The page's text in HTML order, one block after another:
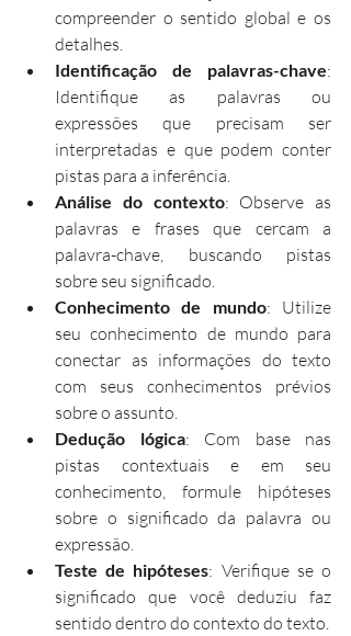
compreender o sentido global e os
detalhes.
Identificação de palavras-chave:
Identifique as palavras ou
expressões que precisam ser
interpretadas e que podem conter
pistas para a inferência.
Análise do contexto: Observe as
palavras e frases que cercam a
palavra-chave, buscando pistas
sobre seu significado.
Conhecimento de mundo: Utilize
seu conhecimento de mundo para
conectar as informações do texto
com seus conhecimentos prévios
sobre o assunto.
Dedução lógica: Com base nas
pistas contextuais e em seu
conhecimento, formule hipóteses
sobre o significado da palavra ou
expressão.
Teste de hipóteses: Verifique se o
significado que você deduziu faz
sentido dentro do contexto do texto.